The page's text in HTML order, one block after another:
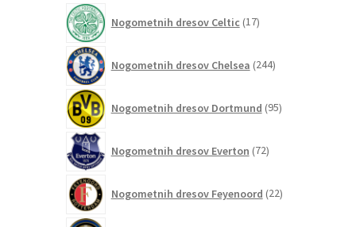
Nogometnih dresov Celtic 17izdelkov
Nogometnih dresov Chelsea 244izdelkov
Nogometnih dresov Dortmund 95izdelkov
Nogometnih dresov Everton 72izdelkov
Nogometnih dresov Feyenoord 22izdelkov